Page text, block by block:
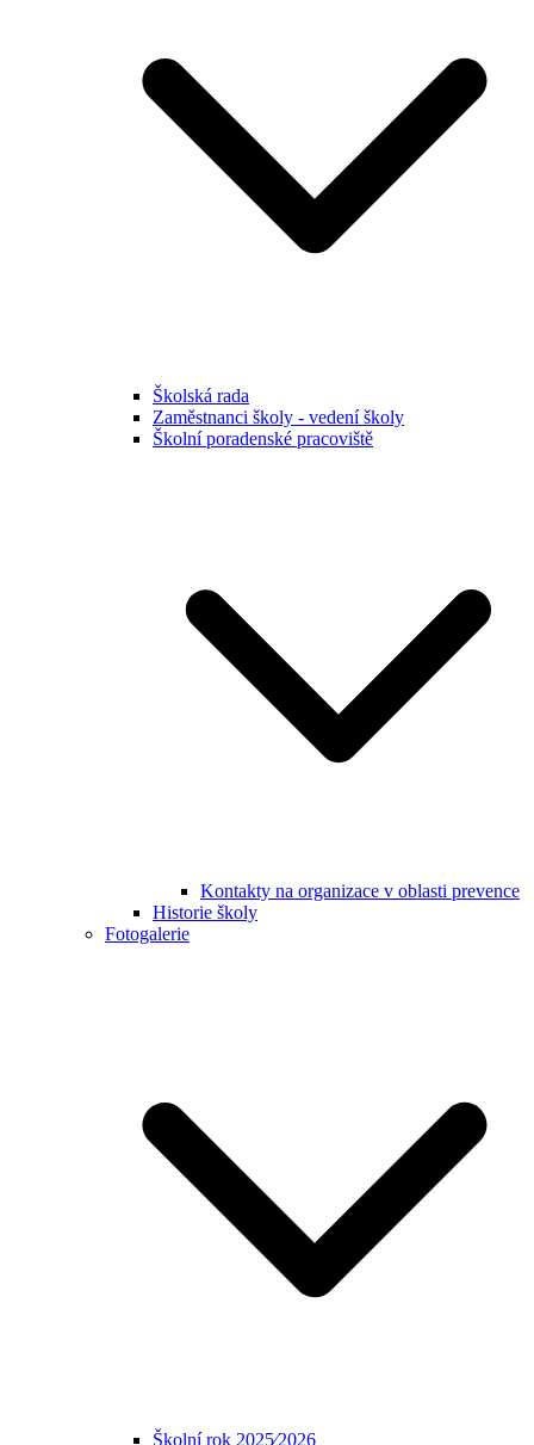
Školská rada
Zaměstnanci školy - vedení školy
Školní poradenské pracoviště
Kontakty na organizace v oblasti prevence
Historie školy
Fotogalerie
Školní rok 2025⁄2026